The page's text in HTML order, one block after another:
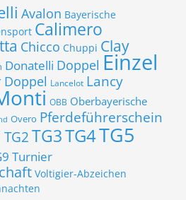
Avalon Bayerische
Calimero
Chicco Chuppi Clay
Donatelli Doppel Einzel
Doppel Lancelot Lancy
OBB Oberbayerische
Overo Pferdeführerschein
TG2TG3TG4TG5
Turnier
Voltigier-Abzeichen